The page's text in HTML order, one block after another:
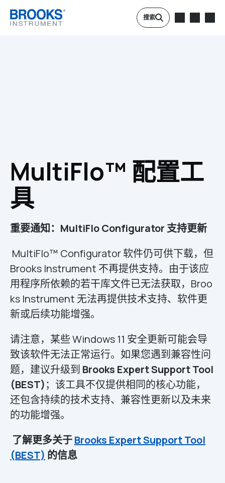
搜索
MultiFlo™ 配置工
具
重要通知：MultiFlo Configurator 支持更新
MultiFlo™ Configurator 软件仍可供下载，但
Brooks Instrument 不再提供支持。由于该应
用程序所依赖的若干库文件已无法获取，Broo
ks Instrument 无法再提供技术支持、软件更
新或后续功能增强。
请注意，某些 Windows 11 安全更新可能会导
致该软件无法正常运行。如果您遇到兼容性问
题，建议升级到 Brooks Expert Support Tool
(BEST)；该工具不仅提供相同的核心功能，
还包含持续的技术支持、兼容性更新以及未来
的功能增强。
了解更多关于Brooks Expert Support Tool
(BEST) 的信息